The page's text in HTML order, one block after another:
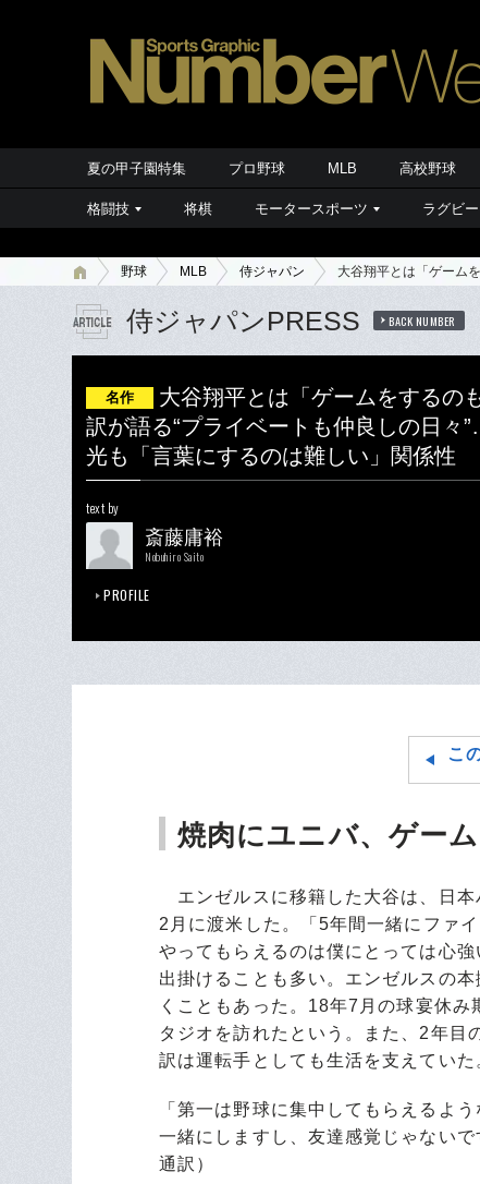
夏の甲子園特集 プロ野球 MLB 高校野球
格闘技 将棋 モータースポーツ ラグビー
野球 MLB 侍ジャパン 大谷翔平とは「ゲーム
侍ジャパンPRESS BACK NUMBER
名作
大谷翔平とは「ゲームをするの
訳が語る“プライベートも仲良しの日々
光も「言葉にするのは難しい」関係性
text by
斎藤庸裕
Nobuhiro Saito
PROFILE
こ
焼肉にユニバ、ゲー
エンゼルスに移籍した大谷は、日本
2月に渡米した。「5年間一緒にファ
やってもらえるのは僕にとっては心
出掛けることも多い。エンゼルスの
くこともあった。18年7月の球宴休
タジオを訪れたという。また、2年目
訳は運転手としても生活を支えていた
「第一は野球に集中してもらえるよ
一緒にしますし、友達感覚じゃない
通訳）